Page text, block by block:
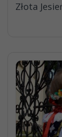
Złota